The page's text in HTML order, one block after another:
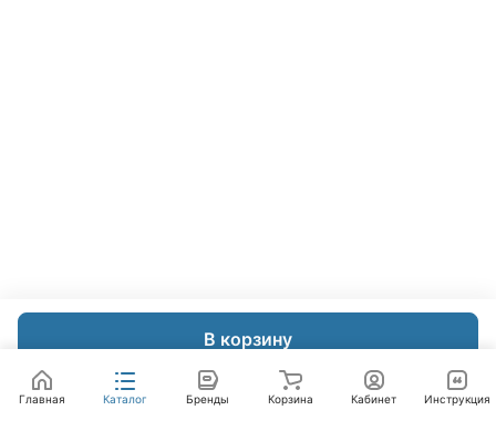
В корзину
Главная Каталог Бренды Корзина Кабинет Инструкция